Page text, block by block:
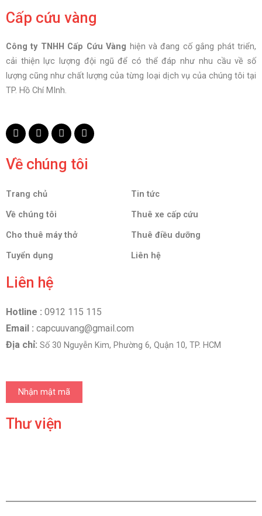
Cấp cứu vàng
Công ty TNHH Cấp Cứu Vàng hiện và đang cố gắng phát triển,
cải thiện lực lượng đội ngũ để có thể đáp như nhu cầu về số
lượng cũng như chất lượng của từng loại dịch vụ của chúng tôi tại
TP. Hồ Chí MInh.
Về chúng tôi
Trang chủ Tin tức
Về chúng tôi Thuê xe cấp cứu
Cho thuê máy thở Thuê điều dưỡng
Tuyển dụng Liên hệ
Liên hệ
Hotline : 0912 115 115
Email : capcuuvang@gmail.com
Địa chỉ: Số 30 Nguyễn Kim, Phường 6, Quận 10, TP. HCM
Nhận mật mã
Thư viện